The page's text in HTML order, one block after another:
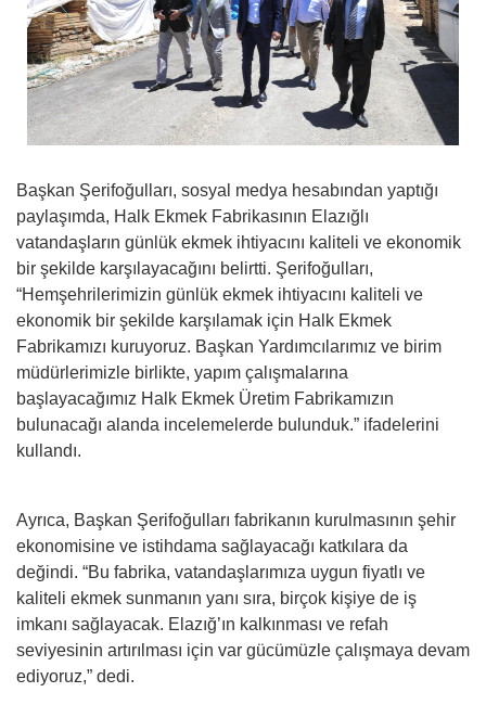
Başkan Şerifoğulları, sosyal medya hesabından yaptığı
paylaşımda, Halk Ekmek Fabrikasının Elazığlı
vatandaşların günlük ekmek ihtiyacını kaliteli ve ekonomik
bir şekilde karşılayacağını belirtti. Şerifoğulları,
“Hemşehrilerimizin günlük ekmek ihtiyacını kaliteli ve
ekonomik bir şekilde karşılamak için Halk Ekmek
Fabrikamızı kuruyoruz. Başkan Yardımcılarımız ve birim
müdürlerimizle birlikte, yapım çalışmalarına
başlayacağımız Halk Ekmek Üretim Fabrikamızın
bulunacağı alanda incelemelerde bulunduk.” ifadelerini
kullandı.
Ayrıca, Başkan Şerifoğulları fabrikanın kurulmasının şehir
ekonomisine ve istihdama sağlayacağı katkılara da
değindi. “Bu fabrika, vatandaşlarımıza uygun fiyatlı ve
kaliteli ekmek sunmanın yanı sıra, birçok kişiye de iş
imkanı sağlayacak. Elazığ’ın kalkınması ve refah
seviyesinin artırılması için var gücümüzle çalışmaya devam
ediyoruz,” dedi.